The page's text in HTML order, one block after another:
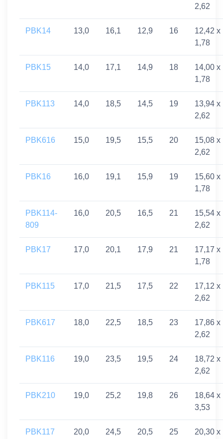
2,62
PBK14 13,0 16,1 12,9 16
12,42 x
1,78
PBK15 14,0 17,1 14,9 18
14,00 x
1,78
PBK113 14,0 18,5 14,5 19
13,94 x
2,62
PBK616 15,0 19,5 15,5 20
15,08 x
2,62
PBK16 16,0 19,1 15,9 19
15,60 x
1,78
PBK114-
809
16,0 20,5 16,5 21
15,54 x
2,62
PBK17 17,0 20,1 17,9 21
17,17 x
1,78
PBK115 17,0 21,5 17,5 22
17,12 x
2,62
PBK617 18,0 22,5 18,5 23
17,86 x
2,62
PBK116 19,0 23,5 19,5 24
18,72 x
2,62
PBK210 19,0 25,2 19,8 26
18,64 x
3,53
PBK117 20,0 24,5 20,5 25
20,30 x